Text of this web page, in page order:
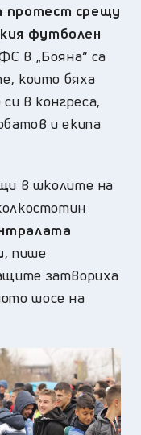
протест срещу
футболен
в „Бояна“ са
които бяха
в конгреса,
и екипа
в школите на
, пише
затвориха
шосе на